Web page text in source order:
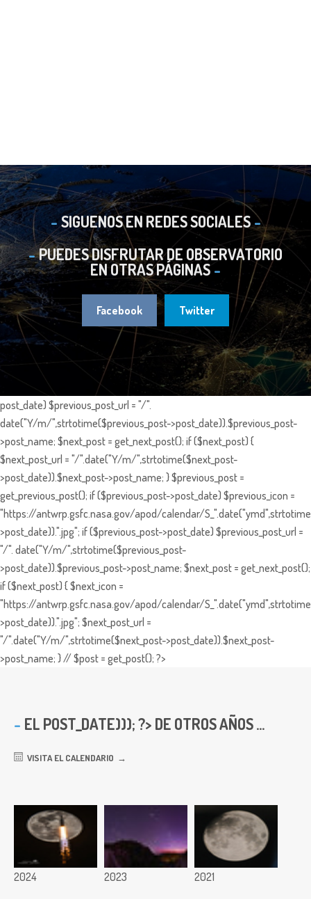
SIGUENOS EN REDES SOCIALES
PUEDES DISFRUTAR DE OBSERVATORIO
EN OTRAS PÁGINAS
Facebook Twitter
post_date) $previous_post_url = "/".
date("Y/m/",strtotime($previous_post->post_date)).$previous_post-
>post_name; $next_post = get_next_post(); if ($next_post) {
$next_post_url = "/".date("Y/m/",strtotime($next_post-
>post_date)).$next_post->post_name; } $previous_post =
get_previous_post(); if ($previous_post->post_date) $previous_icon =
"https://antwrp.gsfc.nasa.gov/apod/calendar/
>post_date)).".jpg"; if ($previous_post->post_date) $previous_post_url =
"/". date("Y/m/",strtotime($previous_post-
>post_date)).$previous_post->post_name; $next_post = get_next_post();
if ($next_post) { $next_icon =
"https://antwrp.gsfc.nasa.gov/apod/calendar/
>post_date)).".jpg"; $next_post_url =
"/".date("Y/m/",strtotime($next_post->post_date)).$next_post-
>post_name; } // $post = get_post(); ?>
EL POST_DATE))); ?> DE OTROS AÑOS ...
VISITA EL CALENDARIO
2024 2023 2021